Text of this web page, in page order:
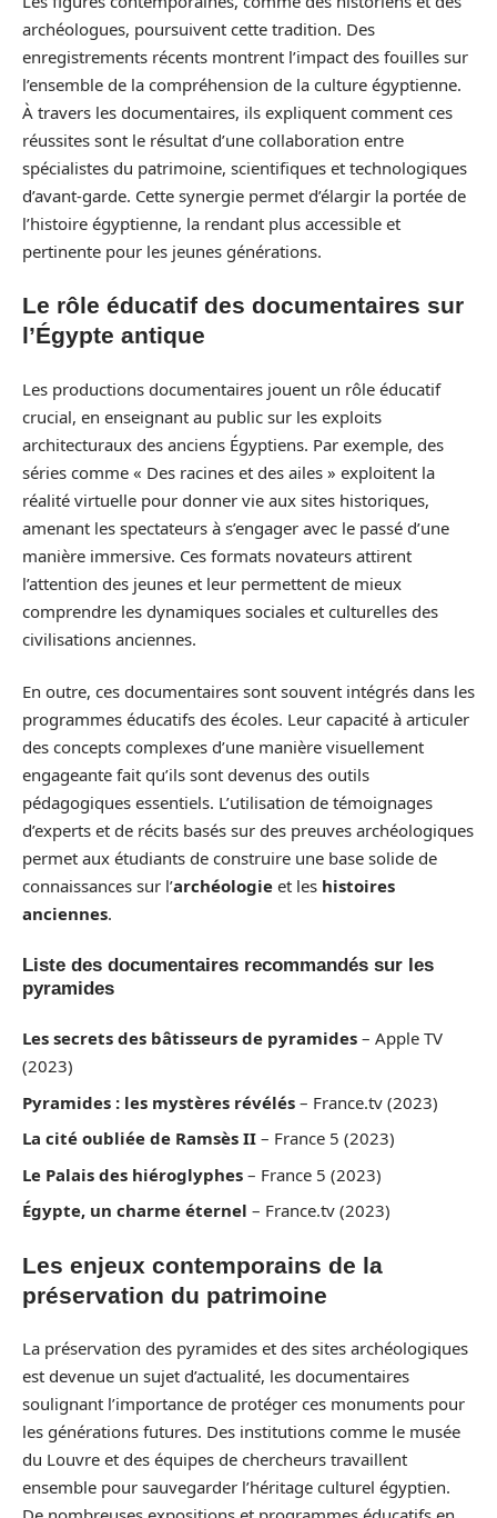
archéologues, poursuivent cette tradition. Des
enregistrements récents montrent l’impact des fouilles sur
l’ensemble de la compréhension de la culture égyptienne.
À travers les documentaires, ils expliquent comment ces
réussites sont le résultat d’une collaboration entre
spécialistes du patrimoine, scientifiques et technologiques
d’avant-garde. Cette synergie permet d’élargir la portée de
l’histoire égyptienne, la rendant plus accessible et
pertinente pour les jeunes générations.
Le rôle éducatif des documentaires sur
l’Égypte antique
Les productions documentaires jouent un rôle éducatif
crucial, en enseignant au public sur les exploits
architecturaux des anciens Égyptiens. Par exemple, des
séries comme « Des racines et des ailes » exploitent la
réalité virtuelle pour donner vie aux sites historiques,
amenant les spectateurs à s’engager avec le passé d’une
manière immersive. Ces formats novateurs attirent
l’attention des jeunes et leur permettent de mieux
comprendre les dynamiques sociales et culturelles des
civilisations anciennes.
En outre, ces documentaires sont souvent intégrés dans les
programmes éducatifs des écoles. Leur capacité à articuler
des concepts complexes d’une manière visuellement
engageante fait qu’ils sont devenus des outils
pédagogiques essentiels. L’utilisation de témoignages
d’experts et de récits basés sur des preuves archéologiques
permet aux étudiants de construire une base solide de
connaissances sur l’archéologie et les histoires
anciennes.
Liste des documentaires recommandés sur les
pyramides
Les secrets des bâtisseurs de pyramides – Apple TV
(2023)
Pyramides : les mystères révélés – France.tv (2023)
La cité oubliée de Ramsès II – France 5 (2023)
Le Palais des hiéroglyphes – France 5 (2023)
Égypte, un charme éternel – France.tv (2023)
Les enjeux contemporains de la
préservation du patrimoine
La préservation des pyramides et des sites archéologiques
est devenue un sujet d’actualité, les documentaires
soulignant l’importance de protéger ces monuments pour
les générations futures. Des institutions comme le musée
du Louvre et des équipes de chercheurs travaillent
ensemble pour sauvegarder l’héritage culturel égyptien.